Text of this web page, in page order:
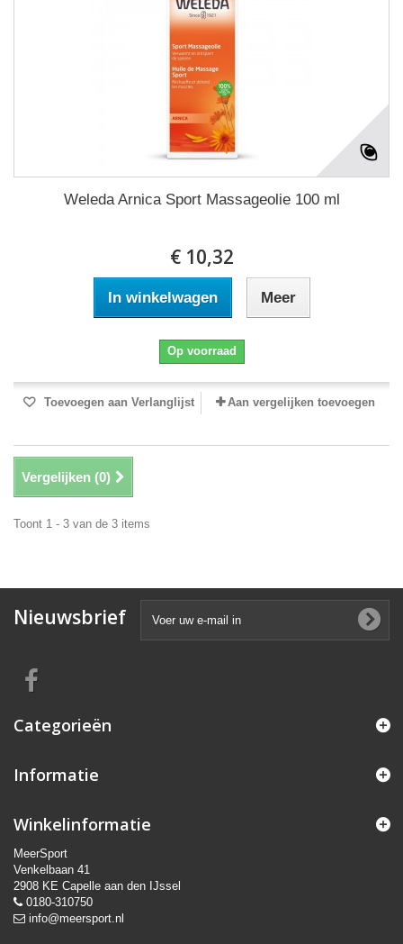
Weleda Arnica Sport Massageolie 100 ml
€ 10,32
In winkelwagen Meer
Op voorraad
Toevoegen aan Verlanglijst Aan vergelijken toevoegen
Vergelijken (0)
Toont 1 - 3 van de 3 items
Nieuwsbrief
Categorieën
Informatie
Winkelinformatie
MeerSport
Venkelbaan 41
2908 KE Capelle aan den IJssel
0180-310750
info@meersport.nl